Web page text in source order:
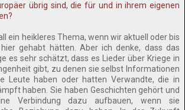
übrig sind, die für und in ihrem eigenen
ein heikleres Thema, wenn wir aktuell oder bis
gehabt hätten. Aber ich denke, dass das
es sehr schätzt, dass es Lieder über Kriege in
gibt, zu denen sie selbst Informationen
Leute haben oder hatten Verwandte, die in
haben. Sie haben Geschichten gehört und
Verbindung dazu aufbauen, wenn sie